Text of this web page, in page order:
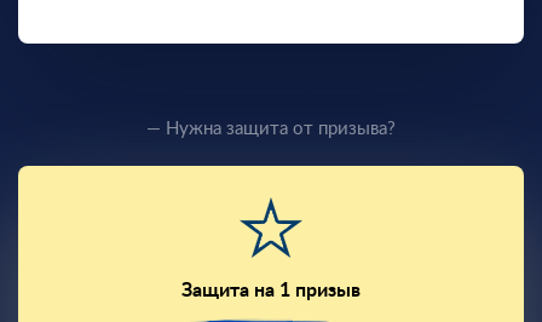
— Нужна защита от призыва?
Защита на 1 призыв